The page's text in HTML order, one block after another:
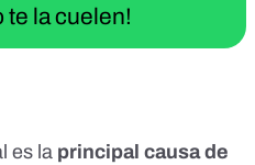
te la cuelen!
es la principal causa de